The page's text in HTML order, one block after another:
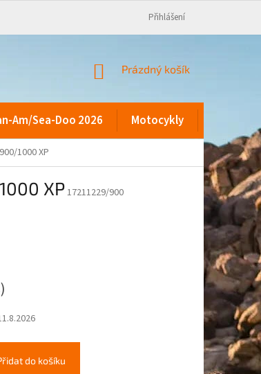
Přihlášení
NÁKUPNÍ
Prázdný košík
Am/Sea-Doo 2026 Motocykly
1000 XP
XP17211229/900
do košíku